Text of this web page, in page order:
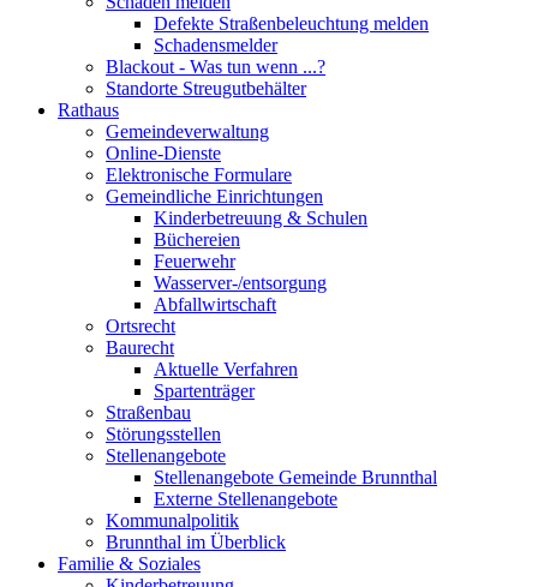
Defekte Straßenbeleuchtung melden
Schadensmelder
Blackout - Was tun wenn ...?
Standorte Streugutbehälter
Rathaus
Gemeindeverwaltung
Online-Dienste
Elektronische Formulare
Gemeindliche Einrichtungen
Kinderbetreuung & Schulen
Büchereien
Feuerwehr
Wasserver-/entsorgung
Abfallwirtschaft
Ortsrecht
Baurecht
Aktuelle Verfahren
Spartenträger
Straßenbau
Störungsstellen
Stellenangebote
Stellenangebote Gemeinde Brunnthal
Externe Stellenangebote
Kommunalpolitik
Brunnthal im Überblick
Familie & Soziales